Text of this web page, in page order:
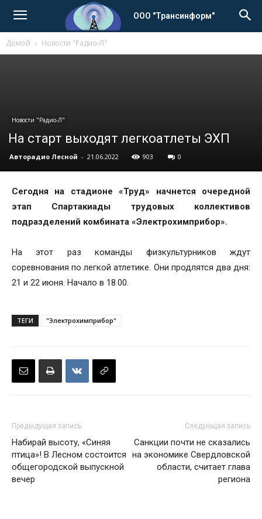
ООО "Трансинформ"
Домой Новости "Радио-Л"
Новости "Радио-Л"
На старт выходят легкоатлеты ЭХП
Авторадио Лесной - 21.06.2022 903 0
Сегодня на стадионе «Труд» начнется очередной
этап Спартакиады трудовых коллективов
подразделений комбината «Электрохимприбор».
На этот раз команды физкультурников ждут
соревнования по легкой атлетике. Они продлятся два дня:
21 и 22 июня. Начало в 18.00.
ТЕГИ "Электрохимприбор"
Предыдущая запись
Набирай высоту, «Синяя
птица»! В Лесном состоится
общегородской выпускной
вечер
Следующая запись
Санкции почти не сказались
на экономике Свердловской
области, считает глава
региона